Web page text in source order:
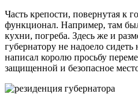
Часть крепости, повернутая к
функционал. Например, там
кухни, погреба. Здесь же и
губернатору не надоело
написал королю просьбу
защищенной и безопасное